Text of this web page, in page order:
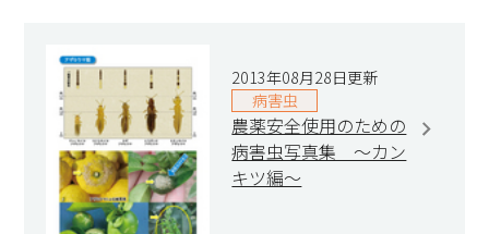
2013年08月28日更新
病害虫
農薬安全使用のための
病害虫写真集 ～カン
キツ編～